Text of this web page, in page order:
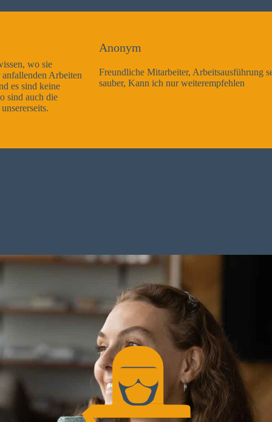
Freundliche Mitarbeiter, Arbeitsausführung sehr gut und sehr
sauber, Kann ich nur weiterempfehlen